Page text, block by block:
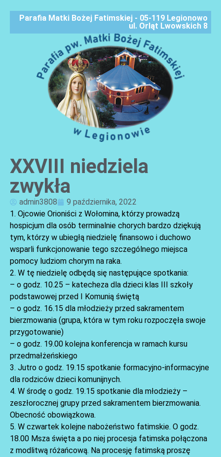
Parafia Matki Bożej Fatimskiej - 05-119 Legionowo
ul. Orląt Lwowskich 8
XXVIII niedziela
zwykła
admin3808
9 października, 2022
1. Ojcowie Orioniści z Wołomina, którzy prowadzą
hospicjum dla osób terminalnie chorych bardzo dziękują
tym, którzy w ubiegłą niedzielę finansowo i duchowo
wsparli funkcjonowanie tego szczególnego miejsca
pomocy ludziom chorym na raka.
2. W tę niedzielę odbędą się następujące spotkania:
– o godz. 10.25 – katecheza dla dzieci klas III szkoły
podstawowej przed I Komunią świętą
– o godz. 16.15 dla młodzieży przed sakramentem
bierzmowania (grupa, która w tym roku rozpoczęła swoje
przygotowanie)
– o godz. 19.00 kolejna konferencja w ramach kursu
przedmałżeńskiego
3. Jutro o godz. 19.15 spotkanie formacyjno-informacyjne
dla rodziców dzieci komunijnych.
4. W środę o godz. 19.15 spotkanie dla młodzieży –
zeszłorocznej grupy przed sakramentem bierzmowania.
Obecność obowiązkowa.
5. W czwartek kolejne nabożeństwo fatimskie. O godz.
18.00 Msza święta a po niej procesja fatimska połączona
z modlitwą różańcową. Na procesję fatimską proszę
AKTUALNOŚCI